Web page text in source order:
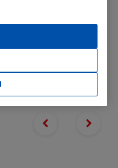
Previous slide
Next